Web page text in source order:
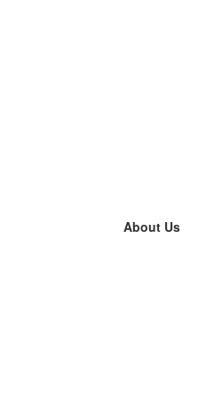
About Us